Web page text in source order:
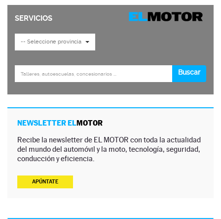
NEWSLETTER ELMOTOR
Recibe la newsletter de EL MOTOR con toda la actualidad
del mundo del automóvil y la moto, tecnología, seguridad,
conducción y eficiencia.
APÚNTATE